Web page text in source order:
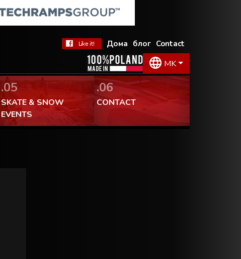
Contact
блог
Дома
MK
.05
SKATE & SNOW
EVENTS
.06
CONTACT